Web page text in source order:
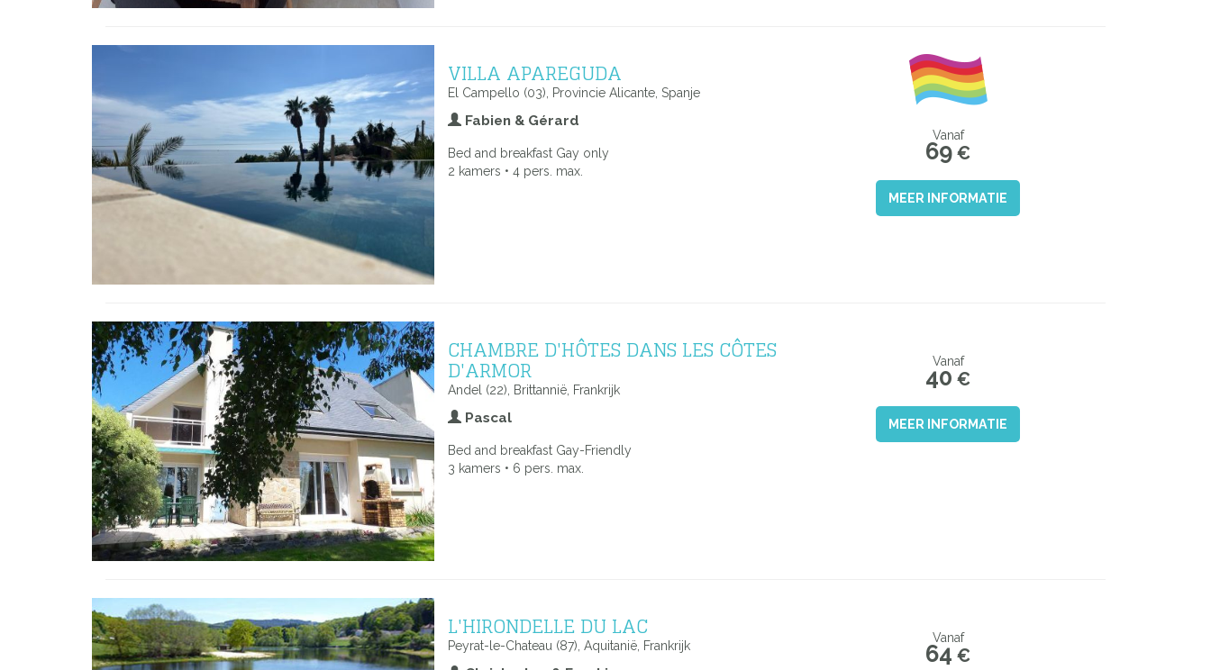
VILLA APAREGUDA
El Campello (03), Provincie Alicante, Spanje
Fabien & Gérard
Bed and breakfast Gay only
2 kamers • 4 pers. max.
Vanaf
69 €
MEER INFORMATIE
CHAMBRE D'HÔTES DANS LES CÔTES
D'ARMOR
Andel (22), Brittannië, Frankrijk
Pascal
Bed and breakfast Gay-Friendly
3 kamers • 6 pers. max.
Vanaf
40 €
MEER INFORMATIE
L'HIRONDELLE DU LAC
Peyrat-le-Chateau (87), Aquitanië, Frankrijk
Vanaf
64 €